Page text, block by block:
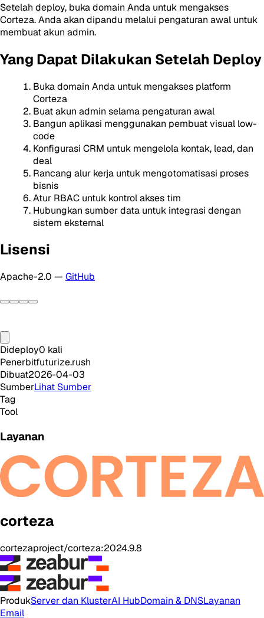
Setelah deploy, buka domain Anda untuk mengakses
Corteza. Anda akan dipandu melalui pengaturan awal untuk
membuat akun admin.
Yang Dapat Dilakukan Setelah Deploy
Buka domain Anda untuk mengakses platform
Corteza
Buat akun admin selama pengaturan awal
Bangun aplikasi menggunakan pembuat visual low-
code
Konfigurasi CRM untuk mengelola kontak, lead, dan
deal
Rancang alur kerja untuk mengotomatisasi proses
bisnis
Atur RBAC untuk kontrol akses tim
Hubungkan sumber data untuk integrasi dengan
sistem eksternal
Lisensi
Apache-2.0 — GitHub
Dideploy0 kali
Penerbitfuturize.rush
Dibuat2026-04-03
SumberLihat Sumber
Tag
Tool
Layanan
corteza
cortezaproject/corteza:2024.9.8
ProdukServer dan KlusterAI HubDomain & DNSLayanan
Email